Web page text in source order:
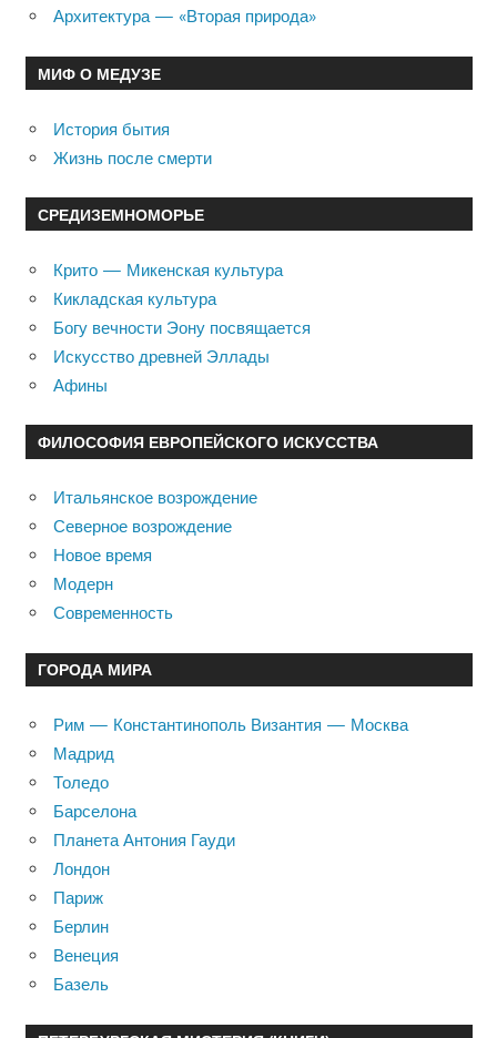
Архитектура — «Вторая природа»
МИФ О МЕДУЗЕ
История бытия
Жизнь после смерти
СРЕДИЗЕМНОМОРЬЕ
Крито — Микенская культура
Кикладская культура
Богу вечности Эону посвящается
Искусство древней Эллады
Афины
ФИЛОСОФИЯ ЕВРОПЕЙСКОГО ИСКУССТВА
Итальянское возрождение
Северное возрождение
Новое время
Модерн
Современность
ГОРОДА МИРА
Рим — Константинополь Византия — Москва
Мадрид
Толедо
Барселона
Планета Антония Гауди
Лондон
Париж
Берлин
Венеция
Базель